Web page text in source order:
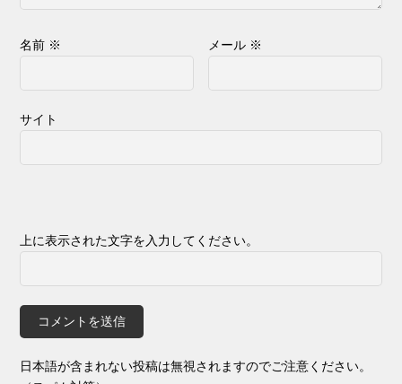
名前 ※ メール ※
サイト
上に表示された文字を入力してください。
日本語が含まれない投稿は無視されますのでご注意ください。